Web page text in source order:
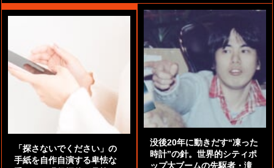
「探さないでください」の
手紙を自作自演する卑怯な
没後20年に動きだす“凍った
時計”の針。世界的シティポ
ップ大ブームの先駆者・滝